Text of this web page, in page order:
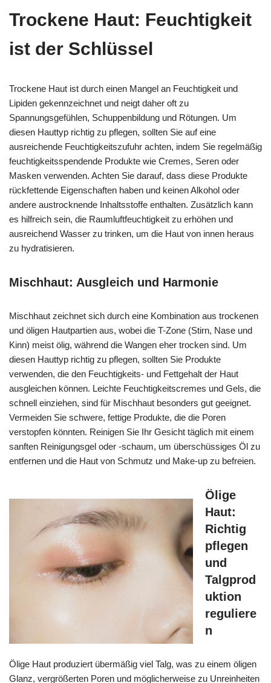
Trockene Haut: Feuchtigkeit
ist der Schlüssel
Trockene Haut ist durch einen Mangel an Feuchtigkeit und
Lipiden gekennzeichnet und neigt daher oft zu
Spannungsgefühlen, Schuppenbildung und Rötungen. Um
diesen Hauttyp richtig zu pflegen, sollten Sie auf eine
ausreichende Feuchtigkeitszufuhr achten, indem Sie regelmäßig
feuchtigkeitsspendende Produkte wie Cremes, Seren oder
Masken verwenden. Achten Sie darauf, dass diese Produkte
rückfettende Eigenschaften haben und keinen Alkohol oder
andere austrocknende Inhaltsstoffe enthalten. Zusätzlich kann
es hilfreich sein, die Raumluftfeuchtigkeit zu erhöhen und
ausreichend Wasser zu trinken, um die Haut von innen heraus
zu hydratisieren.
Mischhaut: Ausgleich und Harmonie
Mischhaut zeichnet sich durch eine Kombination aus trockenen
und öligen Hautpartien aus, wobei die T-Zone (Stirn, Nase und
Kinn) meist ölig, während die Wangen eher trocken sind. Um
diesen Hauttyp richtig zu pflegen, sollten Sie Produkte
verwenden, die den Feuchtigkeits- und Fettgehalt der Haut
ausgleichen können. Leichte Feuchtigkeitscremes und Gels, die
schnell einziehen, sind für Mischhaut besonders gut geeignet.
Vermeiden Sie schwere, fettige Produkte, die die Poren
verstopfen könnten. Reinigen Sie Ihr Gesicht täglich mit einem
sanften Reinigungsgel oder -schaum, um überschüssiges Öl zu
entfernen und die Haut von Schmutz und Make-up zu befreien.
Ölige
Haut:
Richtig
pflegen
und
Talgprod
uktion
reguliere
n
Ölige Haut produziert übermäßig viel Talg, was zu einem öligen
Glanz, vergrößerten Poren und möglicherweise zu Unreinheiten